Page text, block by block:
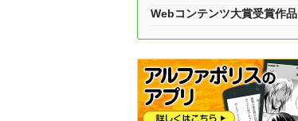
Webコンテンツ大賞受賞作品